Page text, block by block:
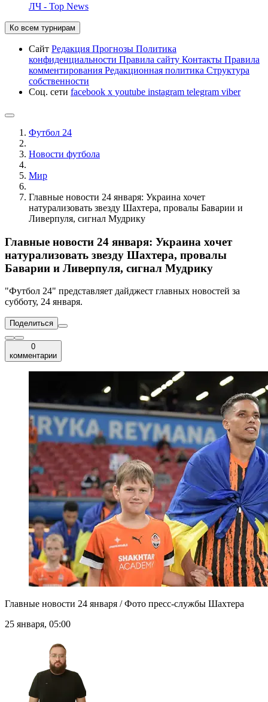
ЛЧ - Top News
Ко всем турнирам
Сайт Редакция Прогнозы Политика
конфиденциальности Правила сайту Контакты Правила
комментирования Редакционная политика Структура
собственности
Соц. сети facebook x youtube instagram telegram viber
Футбол 24
Новости футбола
Мир
Главные новости 24 января: Украина хочет
натурализовать звезду Шахтера, провалы Баварии и
Ливерпуля, сигнал Мудрику
Главные новости 24 января: Украина хочет
натурализовать звезду Шахтера, провалы
Баварии и Ливерпуля, сигнал Мудрику
"Футбол 24" представляет дайджест главных новостей за
субботу, 24 января.
Поделиться
0
комментарии
Главные новости 24 января / Фото пресс-службы Шахтера
25 января, 05:00